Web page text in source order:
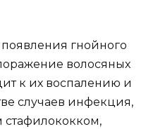
гнойного
волосяных
к их воспалению и
случаев инфекция,
стафилококком,